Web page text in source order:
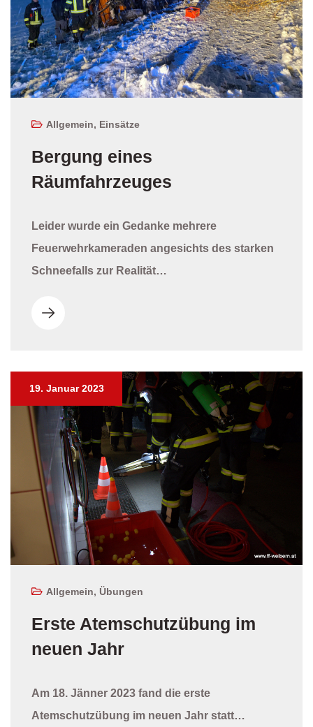
Allgemein, Einsätze
Bergung eines
Räumfahrzeuges
Leider wurde ein Gedanke mehrere
Feuerwehrkameraden angesichts des starken
Schneefalls zur Realität…
19. Januar 2023
Allgemein, Übungen
Erste Atemschutzübung im
neuen Jahr
Am 18. Jänner 2023 fand die erste
Atemschutzübung im neuen Jahr statt…